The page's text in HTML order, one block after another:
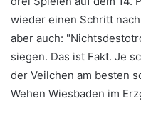
wieder einen Schritt
aber auch:
siegen. Das ist Fakt. Je
der Veilchen am besten
Wehen Wiesbaden im